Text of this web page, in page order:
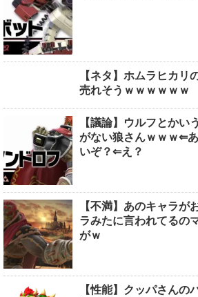
【ネタ】ホムラヒカリ
売れそうｗｗｗｗｗｗ
【議論】ウルフとかい
がない狼さんｗｗｗ⇐
いぞ？⇐え？
【不満】あのキャラが
ラみたに言われてるの
がｗ
【性能】クッパさんの